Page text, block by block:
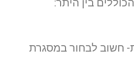
בין היתר:
חשוב לבחור במסגרת